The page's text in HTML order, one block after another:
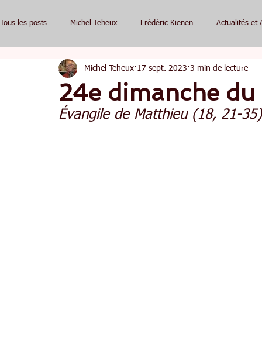
Tous les posts Michel Teheux Frédéric Kienen Actualités et
24e dimanche
Michel Teheux 17 sept. 2023 3 min de lecture
Évangile de Matthieu (18, 21-35)